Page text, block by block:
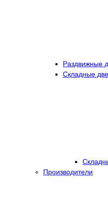
Раздвижные
Складные
Производители